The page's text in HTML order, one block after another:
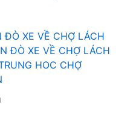
ĐÒ XE VỀ CHỢ LÁCH
ĐÒ XE VỀ CHỢ LÁCH
HOC CHỢ